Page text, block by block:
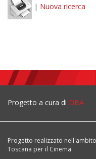
| Nuova ricerca
Progetto a cura di DBA
Progetto realizzato
Toscana per il Cinema